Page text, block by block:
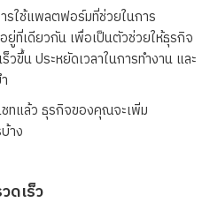
รใช้แพลตฟอร์มที่ช่วยในการ
ยู่ที่เดียวกัน เพื่อเป็นตัวช่วยให้ธุรกิจ
ขึ้น ประหยัดเวลาในการทำงาน และ
ทแล้ว ธุรกิจของคุณจะเพิ่ม
าง
ดเร็ว